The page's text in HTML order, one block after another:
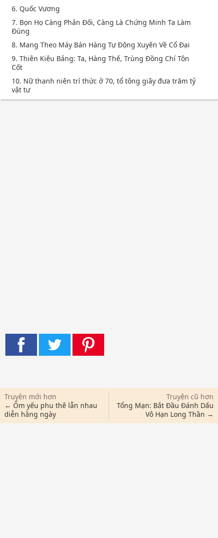
6. Quốc Vương
7. Bọn Họ Càng Phản Đối, Càng Là Chứng Minh Ta Làm
Đúng
8. Mang Theo Máy Bán Hàng Tự Động Xuyên Về Cổ Đại
9. Thiên Kiêu Bảng: Ta, Hàng Thế, Trùng Đồng Chí Tôn
Cốt
10. Nữ thanh niên trí thức ở 70, tổ tông giây đưa trăm tỷ
vật tư
Truyện mới hơn
← Ốm yếu phu thê lẫn nhau
diễn hằng ngày
Truyện cũ hơn
Tổng Mạn: Bắt Đầu Đánh Dấu
Vô Hạn Long Thần →